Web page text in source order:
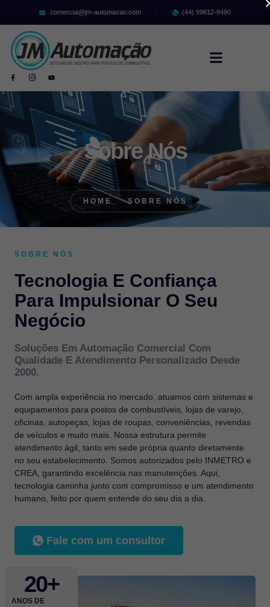
comercial@jm-automacao.com (44) 99812-8490
Sobre Nós
HOME SOBRE NÓS
ANOS DE
20+
SOBRE NÓS
Tecnologia E Confiança
Para Impulsionar O Seu
Negócio
Soluções Em Automação Comercial Com
Qualidade E Atendimento Personalizado Desde
2000.
Com ampla experiência no mercado, atuamos com sistemas e
equipamentos para postos de combustíveis, lojas de varejo,
oficinas, autopeças, lojas de roupas, conveniências, revendas
de veículos e muito mais. Nossa estrutura permite
atendimento ágil, tanto em sede própria quanto diretamente
no seu estabelecimento. Somos autorizados pelo INMETRO e
CREA, garantindo excelência nas manutenções. Aqui,
tecnologia caminha junto com compromisso e um atendimento
humano, feito por quem entende do seu dia a dia.
Fale com um consultor